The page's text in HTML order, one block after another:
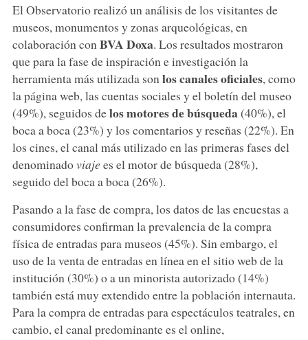
El Observatorio realizó un análisis de los visitantes de
museos, monumentos y zonas arqueológicas, en
colaboración con BVA Doxa. Los resultados mostraron
que para la fase de inspiración e investigación la
herramienta más utilizada son los canales oficiales, como
la página web, las cuentas sociales y el boletín del museo
(49%), seguidos delos motores de búsqueda(40%), el
boca a boca (23%) y los comentarios y reseñas (22%). En
los cines, el canal más utilizado en las primeras fases del
denominadoviajees el motor de búsqueda (28%),
seguido del boca a boca (26%).
Pasando a la fase de compra, los datos de las encuestas a
consumidores confirman la prevalencia de la compra
física de entradas para museos (45%). Sin embargo, el
uso de la venta de entradas en línea en el sitio web de la
institución (30%) o a un minorista autorizado (14%)
también está muy extendido entre la población internauta.
Para la compra de entradas para espectáculos teatrales, en
cambio, el canal predominante es el online,